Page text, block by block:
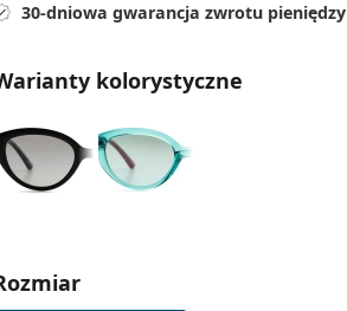
30-dniowa gwarancja zwrotu pieniędzy
kolorystyczne
parametry